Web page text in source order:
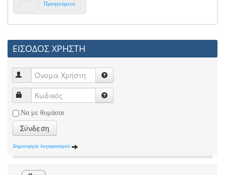
Προηγούμενο
ΕΙΣΟΔΟΣ ΧΡΗΣΤΗ
Να με θυμάσαι
Σύνδεση
Δημιουργία λογαριασμού